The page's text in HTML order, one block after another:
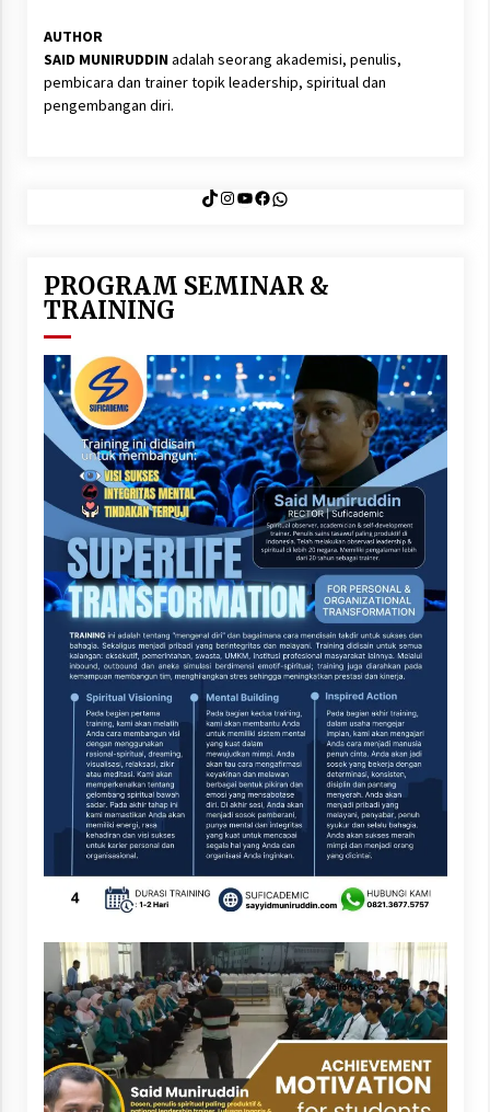
AUTHOR
SAID MUNIRUDDINadalah seorang akademisi, penulis,
pembicara dan trainer topik leadership, spiritual dan
pengembangan diri.
TikTok
Instagram
YouTube
Facebook
WhatsApp
PROGRAM SEMINAR &
TRAINING